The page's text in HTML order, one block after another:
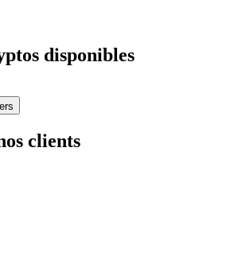
disponibles
clients